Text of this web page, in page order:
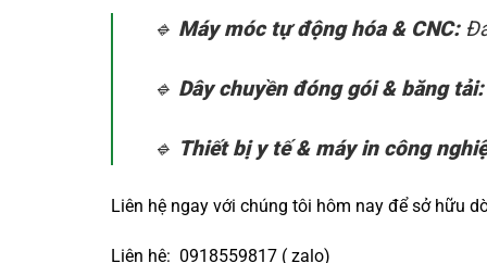
🔹 Máy móc tự động hóa & CNC:
🔹 Dây chuyền đóng gói & băng tải:
🔹 Thiết bị y tế & máy in công
Liên hệ ngay với chúng tôi hôm nay để sở hữu
Liên hệ: 0918559817 ( zalo)